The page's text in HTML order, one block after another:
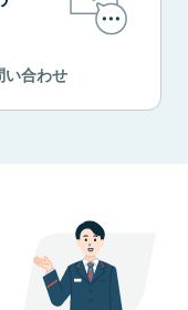
い合わせ